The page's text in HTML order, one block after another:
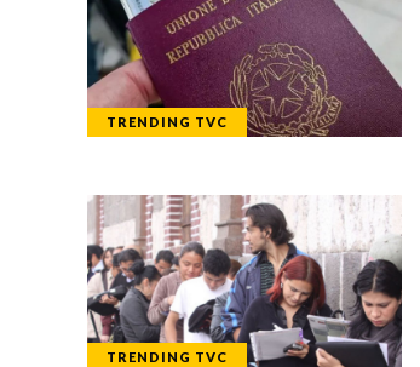
TRENDING TVC
TRENDING TVC